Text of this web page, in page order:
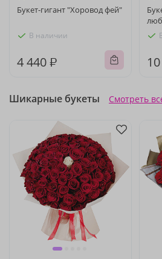
Букет-гигант "Хоровод фей"
В наличии
4 440 ₽
Шикарные букеты Смотреть